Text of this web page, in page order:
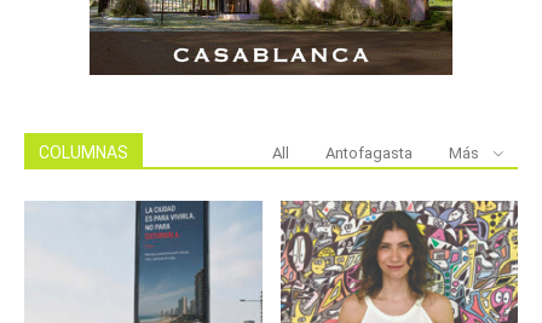
COLUMNAS All Antofagasta Más